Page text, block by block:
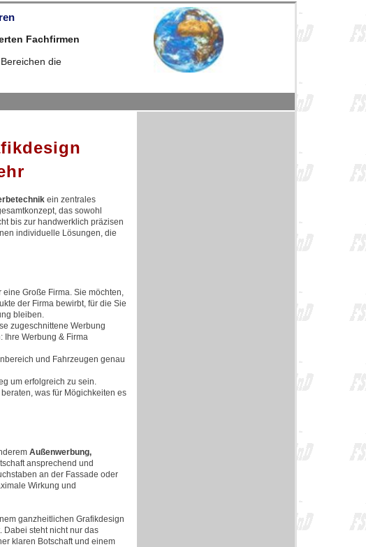
Fachfirmen
die
ein zentrales
das sowohl
bis zur handwerklich präzisen
individuelle Lösungen, die
Große Firma. Sie möchten,
der Firma bewirbt, für die Sie
bleiben.
zugeschnittene Werbung
Ihre Werbung & Firma
und Fahrzeugen genau
um erfolgreich zu sein.
was für Mögichkeiten es
Außenwerbung,
ansprechend und
an der Fassade oder
Wirkung und
ganzheitlichen Grafikdesign
Dabei steht nicht nur das
klaren Botschaft und einem